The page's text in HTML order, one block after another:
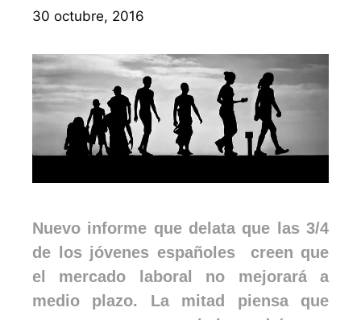
30 octubre, 2016
Nuevo informe que delata que las 3/4
de los jóvenes españoles creen que
el mercado laboral no mejorará a
medio plazo. La mitad piensa que